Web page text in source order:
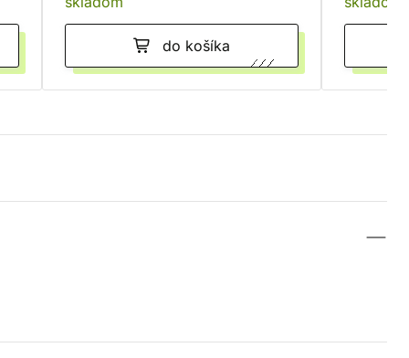
do košíka